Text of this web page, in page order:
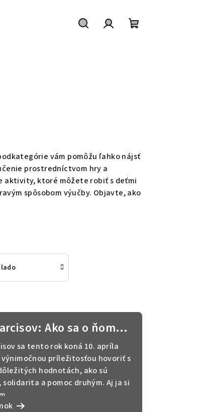
vám pomôžu ľahko nájsť
prostredníctvom hry a
aktivity, ktoré môžete robiť s deťmi
spôsobom výučby. Objavte, ako
Ako sa o ňom
s deťmi + tematické
listy na stiahnutie
sa tento rok koná 10. apríla
výnimočnou príležitosťou hovoriť s
hodnotách, ako sú
a pomoc druhým. Aj ja si
...